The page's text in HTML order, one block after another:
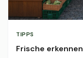
TIPPS
Frische erkennen